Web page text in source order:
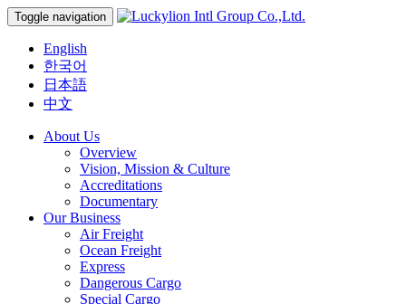
Toggle navigation
English
한국어
日本語
中文
About Us
Overview
Vision, Mission & Culture
Accreditations
Documentary
Our Business
Air Freight
Ocean Freight
Express
Dangerous Cargo
Special Cargo